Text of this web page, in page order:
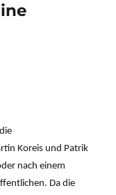
Koreis und Patrik
nach einem
Da die